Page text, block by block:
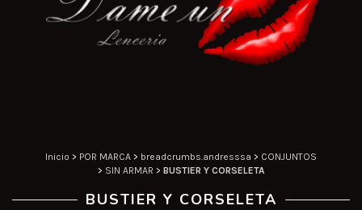
Inicio > POR MARCA > breadcrumbs.andresssa > CONJUNTOS
> SIN ARMAR > BUSTIER Y CORSELETA
BUSTIER Y CORSELETA